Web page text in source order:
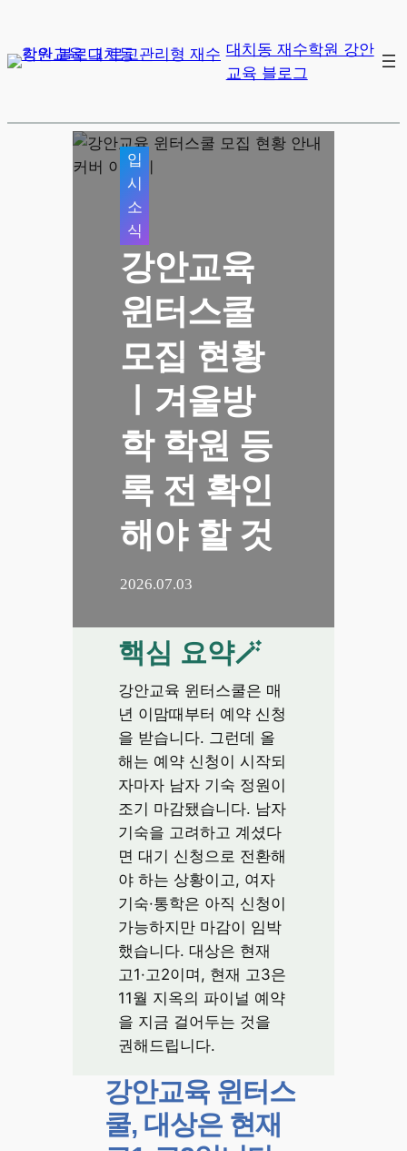
대치동 재수학원 강안
교육 블로그
입
시
소
식
강안교육
윈터스쿨
모집 현황
ㅣ겨울방
학 학원 등
록 전 확인
해야 할 것
2026.07.03
핵심 요약🪄
강안교육 윈터스쿨은 매
년 이맘때부터 예약 신청
을 받습니다. 그런데 올
해는 예약 신청이 시작되
자마자 남자 기숙 정원이
조기 마감됐습니다. 남자
기숙을 고려하고 계셨다
면 대기 신청으로 전환해
야 하는 상황이고, 여자
기숙·통학은 아직 신청이
가능하지만 마감이 임박
했습니다. 대상은 현재
고1·고2이며, 현재 고3은
11월 지옥의 파이널 예약
을 지금 걸어두는 것을
권해드립니다.
강안교육 윈터스
쿨, 대상은 현재